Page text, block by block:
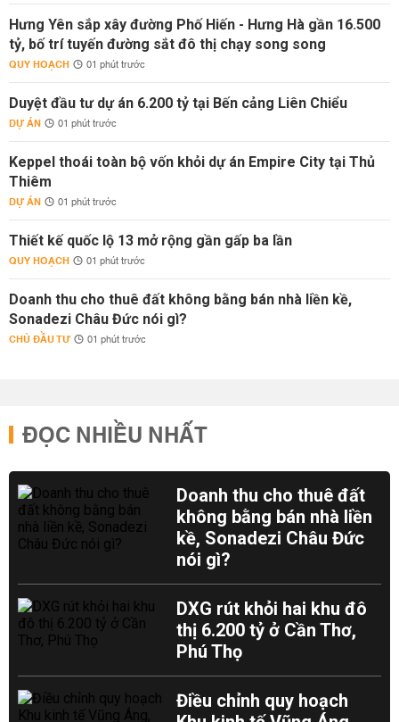
Hưng Yên sắp xây đường Phố Hiến - Hưng Hà gần 16.500
tỷ, bố trí tuyến đường sắt đô thị chạy song song
QUY HOẠCH 01 phút trước
Duyệt đầu tư dự án 6.200 tỷ tại Bến cảng Liên Chiểu
DỰ ÁN 01 phút trước
Keppel thoái toàn bộ vốn khỏi dự án Empire City tại Thủ
Thiêm
DỰ ÁN 01 phút trước
Thiết kế quốc lộ 13 mở rộng gần gấp ba lần
QUY HOẠCH 01 phút trước
Doanh thu cho thuê đất không bằng bán nhà liền kề,
Sonadezi Châu Đức nói gì?
CHỦ ĐẦU TƯ 01 phút trước
ĐỌC NHIỀU NHẤT
Doanh thu cho thuê đất
không bằng bán nhà liền
kề, Sonadezi Châu Đức
nói gì?
DXG rút khỏi hai khu đô
thị 6.200 tỷ ở Cần Thơ,
Phú Thọ
Điều chỉnh quy hoạch